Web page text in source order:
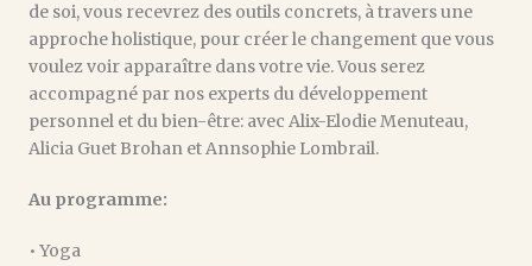
de soi, vous recevrez des outils concrets, à travers une
approche holistique, pour créer le changement que vous
voulez voir apparaître dans votre vie. Vous serez
accompagné par nos experts du développement
personnel et du bien-être: avec Alix-Elodie Menuteau,
Alicia Guet Brohan et Annsophie Lombrail.
Au programme:
• Yoga